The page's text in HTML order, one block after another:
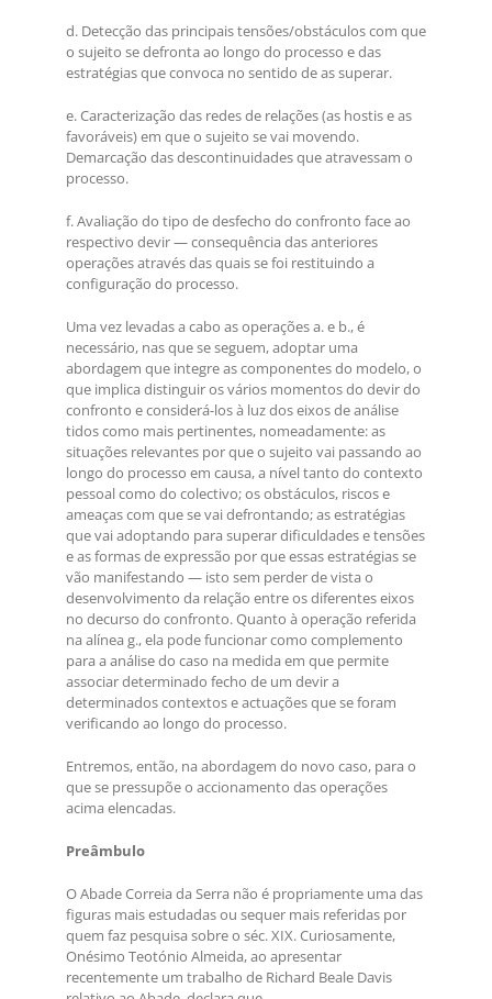
d. Detecção das principais tensões/obstáculos com que
o sujeito se defronta ao longo do processo e das
estratégias que convoca no sentido de as superar.
e. Caracterização das redes de relações (as hostis e as
favoráveis) em que o sujeito se vai movendo.
Demarcação das descontinuidades que atravessam o
processo.
f. Avaliação do tipo de desfecho do confronto face ao
respectivo devir — consequência das anteriores
operações através das quais se foi restituindo a
configuração do processo.
Uma vez levadas a cabo as operações a. e b., é
necessário, nas que se seguem, adoptar uma
abordagem que integre as componentes do modelo, o
que implica distinguir os vários momentos do devir do
confronto e considerá-los à luz dos eixos de análise
tidos como mais pertinentes, nomeadamente: as
situações relevantes por que o sujeito vai passando ao
longo do processo em causa, a nível tanto do contexto
pessoal como do colectivo; os obstáculos, riscos e
ameaças com que se vai defrontando; as estratégias
que vai adoptando para superar dificuldades e tensões
e as formas de expressão por que essas estratégias se
vão manifestando — isto sem perder de vista o
desenvolvimento da relação entre os diferentes eixos
no decurso do confronto. Quanto à operação referida
na alínea g., ela pode funcionar como complemento
para a análise do caso na medida em que permite
associar determinado fecho de um devir a
determinados contextos e actuações que se foram
verificando ao longo do processo.
Entremos, então, na abordagem do novo caso, para o
que se pressupõe o accionamento das operações
acima elencadas.
Preâmbulo
O Abade Correia da Serra não é propriamente uma das
figuras mais estudadas ou sequer mais referidas por
quem faz pesquisa sobre o séc. XIX. Curiosamente,
Onésimo Teotónio Almeida, ao apresentar
recentemente um trabalho de Richard Beale Davis